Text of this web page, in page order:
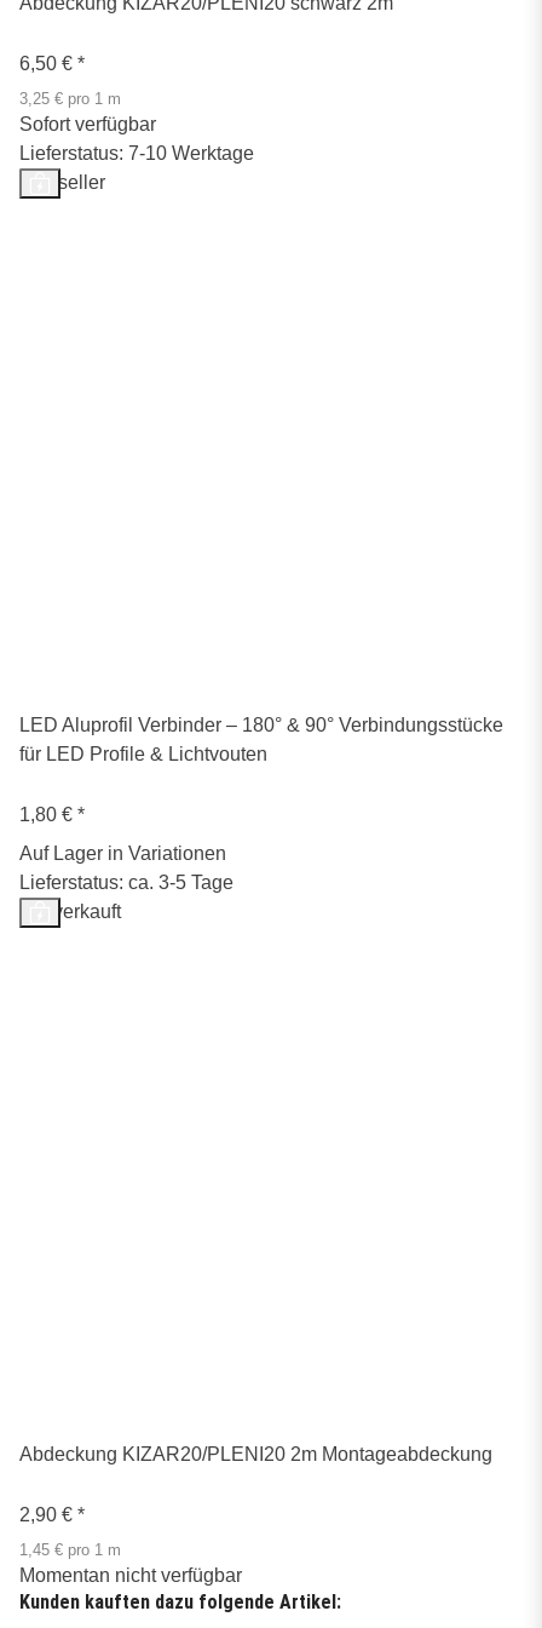
6,50 € *
3,25 € pro 1 m
Sofort verfügbar
Lieferstatus: 7-10 Werktage
Bestseller
LED Aluprofil Verbinder – 180° & 90° Verbindungsstücke
für LED Profile & Lichtvouten
1,80 € *
Auf Lager in Variationen
Lieferstatus: ca. 3-5 Tage
Ausverkauft
Abdeckung KIZAR20/PLENI20 2m Montageabdeckung
2,90 € *
1,45 € pro 1 m
Momentan nicht verfügbar
Kunden kauften dazu folgende Artikel: